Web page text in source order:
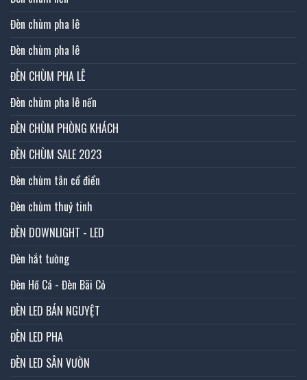
Đèn chùm pha lê
Đèn chùm pha lê
ĐÈN CHÙM PHA LÊ
Đèn chùm pha lê nến
ĐÈN CHÙM PHÒNG KHÁCH
ĐÈN CHÙM SALE 2023
Đèn chùm tân cổ điển
Đèn chùm thuỷ tinh
ĐÈN DOWNLIGHT - LED
Đèn hắt tường
Đèn Hồ Cá - Đèn Bãi Cỏ
ĐÈN LED BÁN NGUYỆT
ĐÈN LED PHA
ĐÈN LED SÂN VƯỜN